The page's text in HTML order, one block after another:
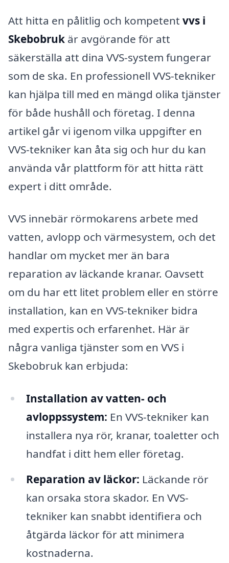
Att hitta en pålitlig och kompetent vvs i
Skebobruk är avgörande för att
säkerställa att dina VVS-system fungerar
som de ska. En professionell VVS-tekniker
kan hjälpa till med en mängd olika tjänster
för både hushåll och företag. I denna
artikel går vi igenom vilka uppgifter en
VVS-tekniker kan åta sig och hur du kan
använda vår plattform för att hitta rätt
expert i ditt område.
VVS innebär rörmokarens arbete med
vatten, avlopp och värmesystem, och det
handlar om mycket mer än bara
reparation av läckande kranar. Oavsett
om du har ett litet problem eller en större
installation, kan en VVS-tekniker bidra
med expertis och erfarenhet. Här är
några vanliga tjänster som en VVS i
Skebobruk kan erbjuda:
Installation av vatten- och
avloppssystem: En VVS-tekniker kan
installera nya rör, kranar, toaletter och
handfat i ditt hem eller företag.
Reparation av läckor: Läckande rör
kan orsaka stora skador. En VVS-
tekniker kan snabbt identifiera och
åtgärda läckor för att minimera
kostnaderna.